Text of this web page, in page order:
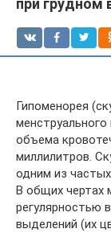
при грудном
Гипоменорея
объема
миллилитров.
одним из
В общих чертах
регулярностью
выделений (их